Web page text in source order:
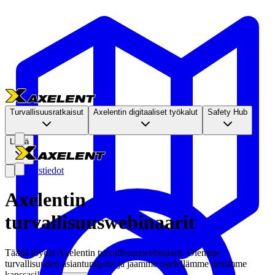
Turvallisuusratkaisut Axelentin digitaaliset työkalut Safety Hub
Lisää
Yhteystiedot
Axelentin
turvallisuuswebinaarit
Täältä löydät Axelentin turvallisuuswebinaarit. Olemme
turvallisuuden asiantuntijoita ja jaamme mielellämme tietomme